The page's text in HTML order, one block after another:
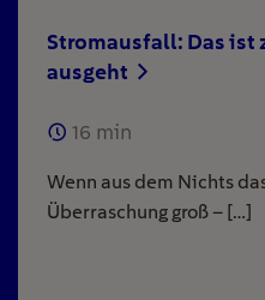
Stromausfall: Das ist
ausgeht
16 min
Wenn aus dem Nichts
Überraschung groß – […]